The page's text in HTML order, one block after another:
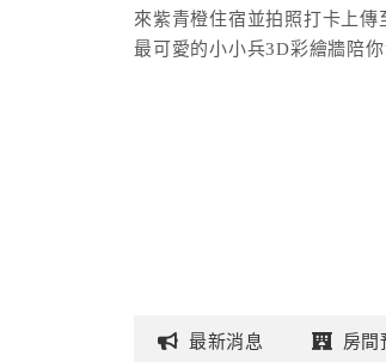
來紫青橙住宿並拍照打卡上
最可愛的小小兵3D彩繪牆陪
最新消息 房間